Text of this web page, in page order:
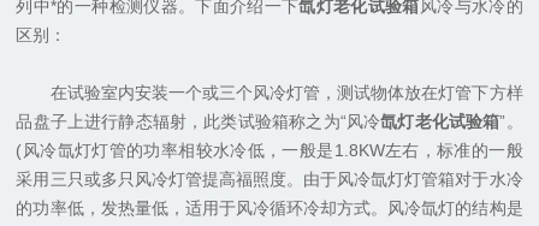
列中*的一种检测仪器。下面介绍一下氙灯老化试验箱 风冷与水冷的
区别：
在试验室内安装一个或三个风冷灯管，测试物体放在灯管下方样
品盘子上进行静态辐射，此类试验箱称之为“风冷氙灯老化试验箱”。
(风冷氙灯灯管的功率相较水冷低，一般是1.8KW左右，标准的一般
采用三只或多只风冷灯管提高福照度。由于风冷氙灯灯管箱对于水冷
的功率低，发热量低，适用于风冷循环冷却方式。风冷氙灯的结构是